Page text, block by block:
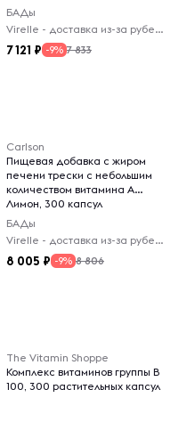
БАДы
Virelle - доставка из-за рубежа
7 121 -9% 7 833
Carlson
Пищевая добавка с жиром
печени трески с небольшим
количеством витамина А
Лимон, 300 капсул
БАДы
Virelle - доставка из-за рубежа
8 005 -9% 8 806
The Vitamin Shoppe
Комплекс витаминов группы B
100, 300 растительных капсул